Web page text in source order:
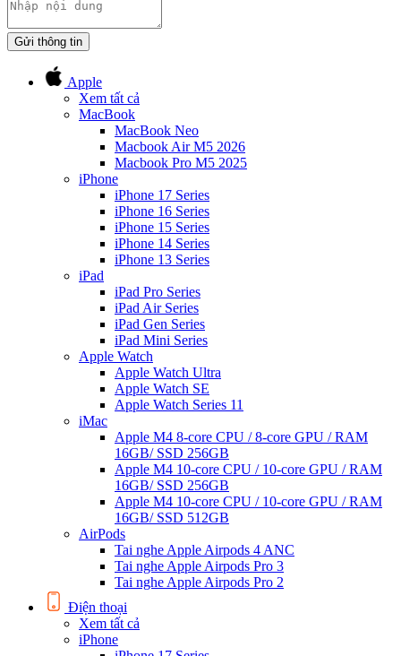
Gửi thông tin
Apple
Xem tất cả
MacBook
MacBook Neo
Macbook Air M5 2026
Macbook Pro M5 2025
iPhone
iPhone 17 Series
iPhone 16 Series
iPhone 15 Series
iPhone 14 Series
iPhone 13 Series
iPad
iPad Pro Series
iPad Air Series
iPad Gen Series
iPad Mini Series
Apple Watch
Apple Watch Ultra
Apple Watch SE
Apple Watch Series 11
iMac
Apple M4 8-core CPU / 8-core GPU / RAM
16GB/ SSD 256GB
Apple M4 10-core CPU / 10-core GPU / RAM
16GB/ SSD 256GB
Apple M4 10-core CPU / 10-core GPU / RAM
16GB/ SSD 512GB
AirPods
Tai nghe Apple Airpods 4 ANC
Tai nghe Apple Airpods Pro 3
Tai nghe Apple Airpods Pro 2
Điện thoại
Xem tất cả
iPhone